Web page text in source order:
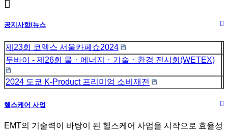
공지사항/뉴스
제23회 코엑스 서울카페쇼2024
두바이 - 제26회 물ㆍ에너지ㆍ기술ㆍ환경 전시회(WETEX)
2024 도쿄 K-Product 프리미엄 소비재전
헬스케어 사업
EMT의 기술력이 바탕이 된 헬스케어 사업을 시작으로 효율성